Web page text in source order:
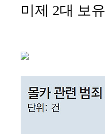
미제 2대 보유